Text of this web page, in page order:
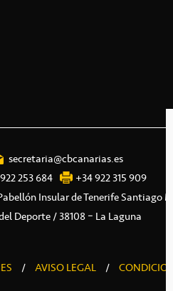
secretaria@cbcanarias.es
253 684
+34 922 315 909
Insular de Tenerife Santiago
Deporte / 38108 – La Laguna
/ AVISO LEGAL /